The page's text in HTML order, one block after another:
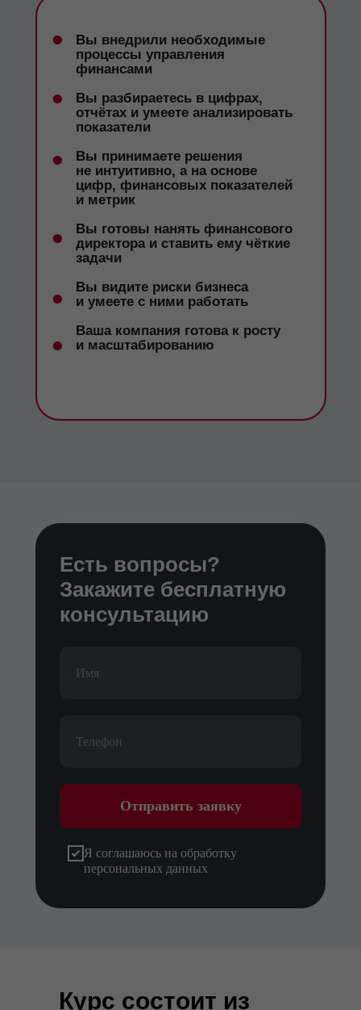
Вы внедрили необходимые
процессы управления
финансами
Вы разбираетесь в цифрах,
отчётах и умеете анализировать
показатели
Вы принимаете решения
не интуитивно, а на основе
цифр, финансовых показателей
и метрик
Вы готовы нанять финансового
директора и ставить ему чёткие
задачи
Вы видите риски бизнеса
и умеете с ними работать
Ваша компания готова к росту
и масштабированию
•
•
•
•
•
•
Отправить заявку
Я соглашаюсь на обработку
персональных данных
Есть вопросы?
Закажите бесплатную
консультацию
Курс состоит из